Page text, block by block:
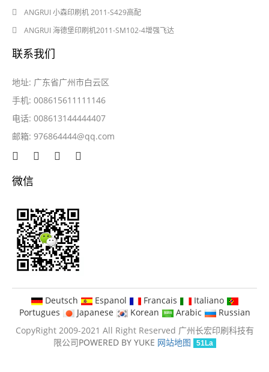
ANGRUI 小森印刷机 2011-S429高配
ANGRUI 海德堡印刷机2011-SM102-4增强飞达
联系我们
地址: 广东省广州市白云区
手机: 008615611111146
电话: 008613144444407
邮箱: 976864444@qq.com
微信
Deutsch Espanol Francais
Italiano
Portugues
Japanese Korean Arabic
Russian
CopyRight 2009-2021 All Right Reserved 广州长宏印刷科技有
限公司POWERED BY YUKE 网站地图 51La